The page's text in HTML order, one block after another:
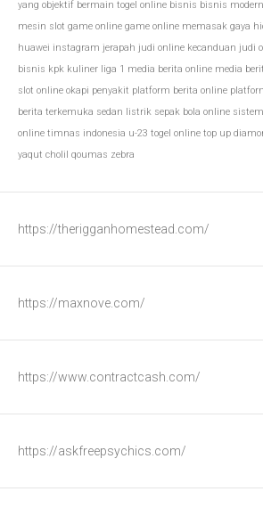
yang objektif bermain togel online bisnis bisnis modern
mesin slot game online game online memasak gaya
huawei instagram jerapah judi online kecanduan judi
bisnis kpk kuliner liga 1 media berita online media
slot online okapi penyakit platform berita online
berita terkemuka sedan listrik sepak bola online
online timnas indonesia u-23 togel online top up
yaqut cholil qoumas zebra
https://therigganhomestead.com/
https://maxnove.com/
https://www.contractcash.com/
https://askfreepsychics.com/